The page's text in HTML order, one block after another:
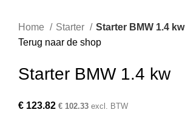
Home Starter
Starter BMW 1.4 kw
Terug naar de shop
Starter BMW 1.4 kw
€ 123.82 € 102.33 excl. BTW